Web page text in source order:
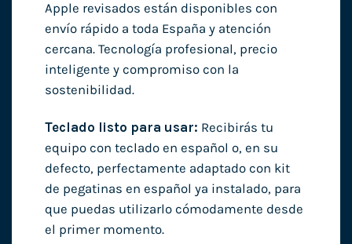
Apple revisados están disponibles con
envío rápido a toda España y atención
cercana. Tecnología profesional, precio
inteligente y compromiso con la
sostenibilidad.
Teclado listo para usar: Recibirás tu
equipo con teclado en español o, en su
defecto, perfectamente adaptado con kit
de pegatinas en español ya instalado, para
que puedas utilizarlo cómodamente desde
el primer momento.